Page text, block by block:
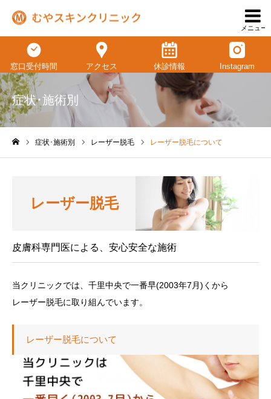
メニュー
窓口受付時間 アクセス 休診情報 Instagram
症状･施術別
症状･施術別 レーザー脱毛 レーザー脱毛について
レーザー脱毛
皮膚科専門医による、安心安全な施術
当クリニックでは、千里中央で一番早(2003年7月)くから
レーザー脱毛に取り組んでいます。
レーザー脱毛について